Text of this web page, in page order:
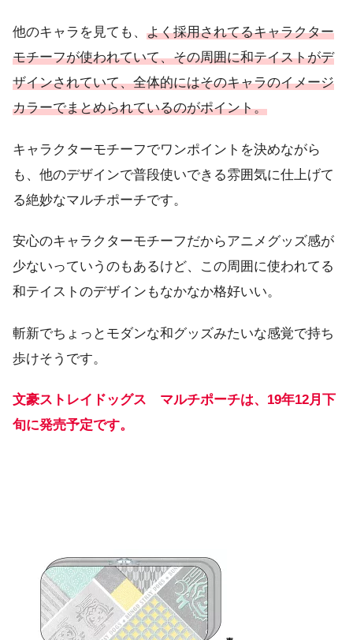
他のキャラを見ても、 よく採用されてるキャラクター
モチーフが使われていて、その周囲に和テイストがデ
ザインされていて、全体的にはそのキャラのイメージ
カラーでまとめられているのがポイント。
キャラクターモチーフでワンポイントを決めながら
も、他のデザインで普段使いできる雰囲気に仕上げて
る絶妙なマルチポーチです。
安心のキャラクターモチーフだからアニメグッズ感が
少ないっていうのもあるけど、この周囲に使われてる
和テイストのデザインもなかなか格好いい。
斬新でちょっとモダンな和グッズみたいな感覚で持ち
歩けそうです。
文豪ストレイドッグス マルチポーチは、19年12月下
旬に発売予定です。